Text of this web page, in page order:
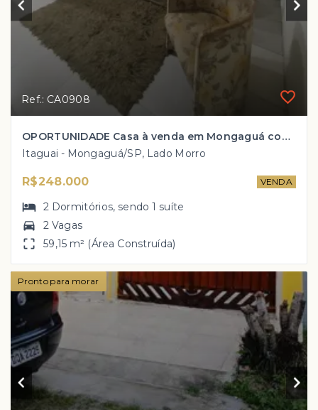
Ref.: CA0908
OPORTUNIDADE Casa à venda em Mongaguá com 2 dorm, 1 suíte e àrea gourmet por R$ 248 mil!!
Itaguai - Mongaguá/SP, Lado Morro
R$248.000 VENDA
2 Dormitórios, sendo1 suíte
2 Vagas
59,15 m² (Área Construída)
Pronto para morar